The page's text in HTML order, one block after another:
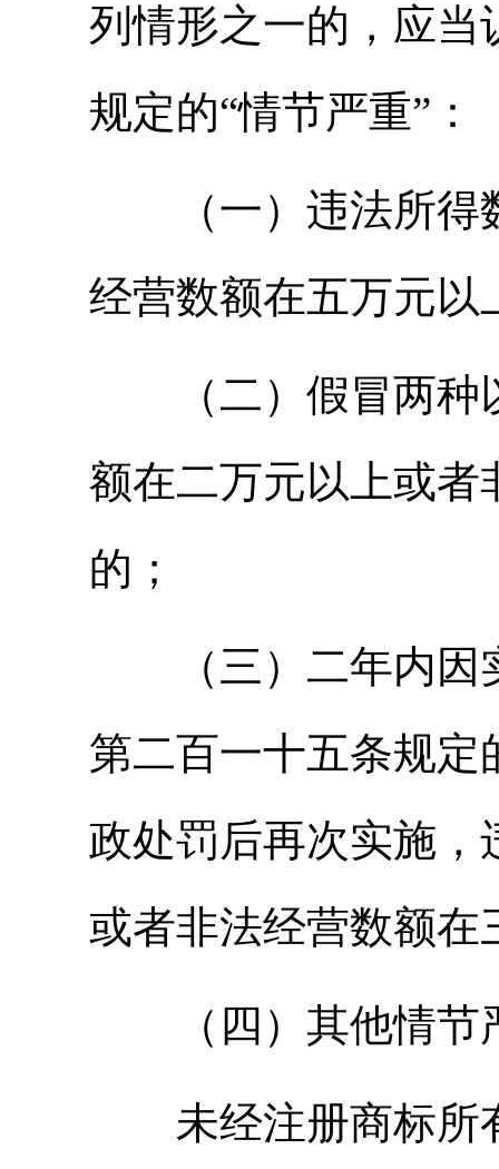
列情形之一的，应当
规定的“情节严重”：
（一）违法所得
经营数额在五万元以
（二）假冒两种
额在二万元以上或者
的；
（三）二年内因
第二百一十五条规
政处罚后再次实施
或者非法经营数额在
（四）其他情节
未经注册商标所